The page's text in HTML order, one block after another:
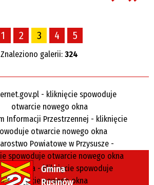
1 2 3 4 5
Znaleziono galerii: 324